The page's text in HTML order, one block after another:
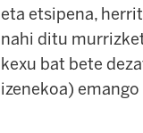
eta etsipena,
nahi ditu
kexu bat bete
izenekoa)